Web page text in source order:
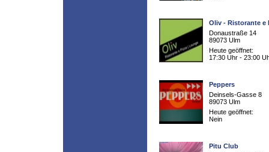
Oliv - Ristorante e
Donaustraße 14
89073 Ulm
Heute geöffnet:
17:30 Uhr - 23:00
Peppers
Deinsels-Gasse 8
89073 Ulm
Heute geöffnet:
Nein
Pitu Club